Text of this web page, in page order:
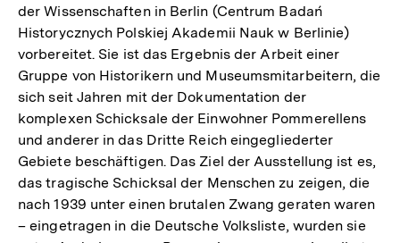
der Wissenschaften in Berlin (Centrum Badań
Historycznych Polskiej Akademii Nauk w Berlinie)
vorbereitet. Sie ist das Ergebnis der Arbeit einer
Gruppe von Historikern und Museumsmitarbeitern, die
sich seit Jahren mit der Dokumentation der
komplexen Schicksale der Einwohner Pommerellens
und anderer in das Dritte Reich eingegliederter
Gebiete beschäftigen. Das Ziel der Ausstellung ist es,
das tragische Schicksal der Menschen zu zeigen, die
nach 1939 unter einen brutalen Zwang geraten waren
– eingetragen in die Deutsche Volksliste, wurden sie